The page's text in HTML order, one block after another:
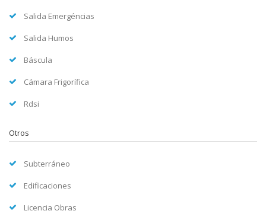
Salida Emergéncias
Salida Humos
Báscula
Cámara Frigorífica
Rdsi
Otros
Subterráneo
Edificaciones
Licencia Obras